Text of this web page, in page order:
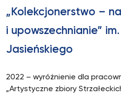
„Kolekcjonerstwo –
i upowszechnianie”
Jasieńskiego
2022 – wyróżnienie dla
„Artystyczne zbiory